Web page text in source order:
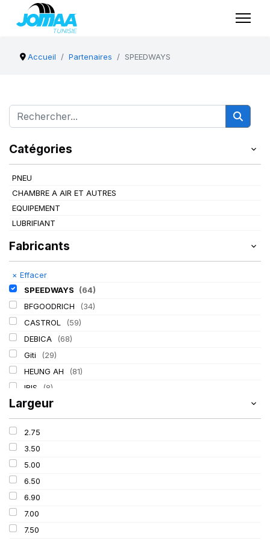
Accueil Partenaires SPEEDWAYS
Catégories
PNEU
CHAMBRE A AIR ET AUTRES
EQUIPEMENT
LUBRIFIANT
Fabricants
× Effacer
SPEEDWAYS
(64)
BFGOODRICH
(34)
CASTROL
(59)
DEBICA
(68)
Giti
(29)
HEUNG AH
(81)
IRIS
(8)
ITALMATIC
KLEBER (116)
LASSA
LING LONG
MICHELIN
MITAS
Mondolfo ferro
PIRELLI
PROMETEON
Largeur
2.75
3.50
5.00
6.50
6.90
7.00
7.50